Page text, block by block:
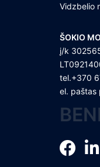
Vidzbelio
ŠOKIO
į/k
tel.+370
el. paštas